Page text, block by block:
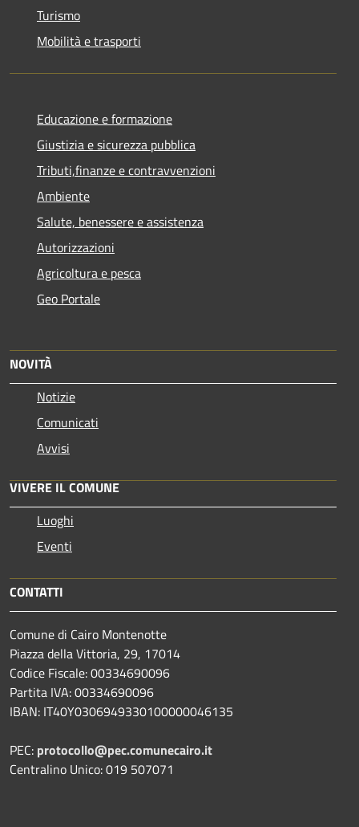
Turismo
Mobilità e trasporti
Educazione e formazione
Giustizia e sicurezza pubblica
Tributi,finanze e contravvenzioni
Ambiente
Salute, benessere e assistenza
Autorizzazioni
Agricoltura e pesca
Geo Portale
NOVITÀ
Notizie
Comunicati
Avvisi
VIVERE IL COMUNE
Luoghi
Eventi
CONTATTI
Comune di Cairo Montenotte
Piazza della Vittoria, 29, 17014
Codice Fiscale: 00334690096
Partita IVA: 00334690096
IBAN: IT40Y0306949330100000046135
PEC: protocollo@pec.comunecairo.it
Centralino Unico: 019 507071